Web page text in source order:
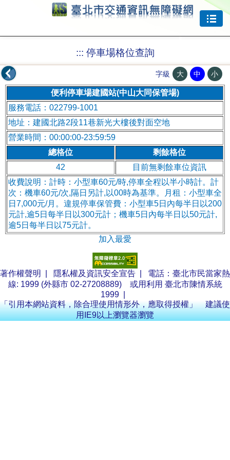
::: 停車場格位查詢
字級 大 中 小
便利停車場建國站(中山大同保管場)
服務電話：022799-1001
地址：建國北路2段11巷新光大樓後對面空地
營業時間：00:00:00-23:59:59
總格位
剩餘格位
42
目前無剩餘車位資訊
收費說明：計時：小型車60元/時,停車全程以半小時計。計
次：機車60元/次,隔日另計,以00時為基準。月租：小型車全
日7,000元/月。違規停車保管費：小型車5日內每半日以200
元計,逾5日每半日以300元計；機車5日內每半日以50元計,
逾5日每半日以75元計。
加入最愛
著作權聲明 隱私權及資訊安全宣告 | 電話：臺北市民當家熱
線: 1999 (外縣市 02-27208889) 或用利用 臺北市陳情系統
1999
「引用本網站資料，除合理使用情形外，應取得授權」 建議使
用IE9以上瀏覽器瀏覽